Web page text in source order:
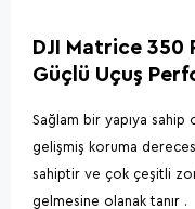
DJI Matrice 350
Güçlü Uçuş
Sağlam bir yapıya sahip
gelişmiş koruma
sahiptir ve çok çeşitli
gelmesine olanak tanır .